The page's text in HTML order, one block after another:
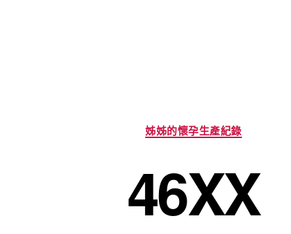
分
類
姊姊的懷孕生產紀錄
46XX